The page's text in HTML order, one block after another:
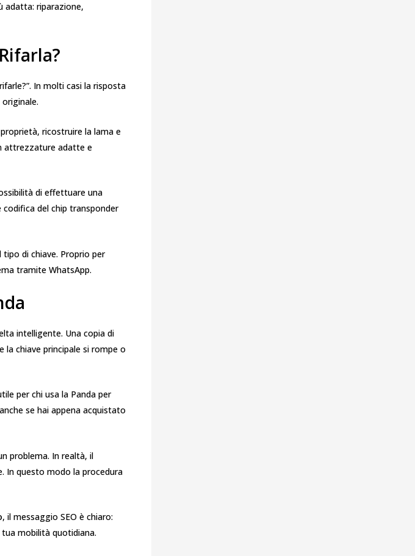
adatta: riparazione,
In molti casi la risposta
ricostruire la lama e
attrezzature adatte e
di effettuare una
codifica del chip transponder
di chiave. Proprio per
tramite WhatsApp.
intelligente. Una copia di
chiave principale si rompe o
per chi usa la Panda per
se hai appena acquistato
problema. In realtà, il
In questo modo la procedura
, il messaggio SEO è chiaro:
mobilità quotidiana.